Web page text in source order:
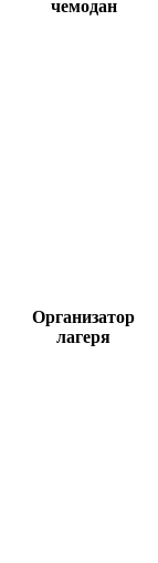
чемодан
Организатор
лагеря